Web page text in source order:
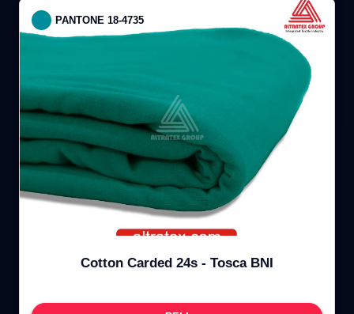
PANTONE 18-4735
Cotton Carded 24s - Tosca BNI